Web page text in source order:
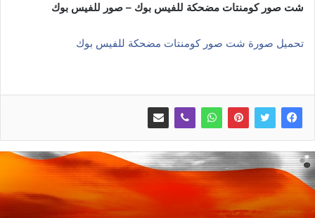
شت صور كومنتات مضحكة للفيس بوك – صور للفيس بوك
تحميل صورة شت صور كومنتات مضحكة للفيس بوك